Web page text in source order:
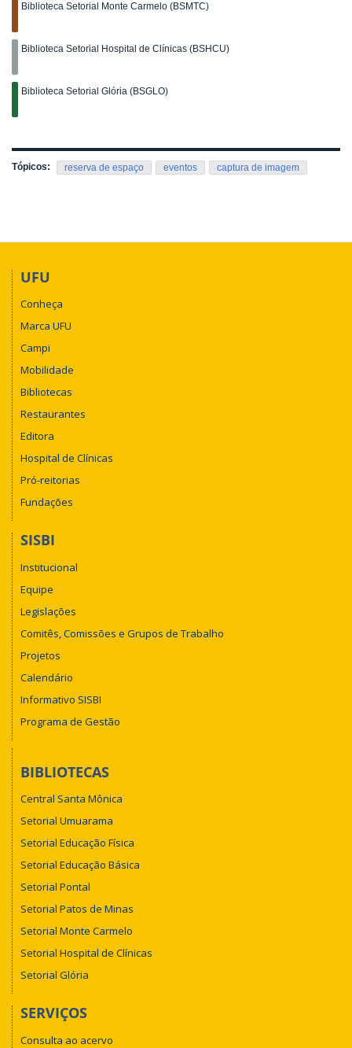
Biblioteca Setorial Monte Carmelo (BSMTC)
Biblioteca Setorial Hospital de Clínicas (BSHCU)
Biblioteca Setorial Glória (BSGLO)
Tópicos: reserva de espaço eventos captura de imagem
UFU
Conheça
Marca UFU
Campi
Mobilidade
Bibliotecas
Restaurantes
Editora
Hospital de Clínicas
Pró-reitorias
Fundações
SISBI
Institucional
Equipe
Legislações
Comitês, Comissões e Grupos de Trabalho
Projetos
Calendário
Informativo SISBI
Programa de Gestão
BIBLIOTECAS
Central Santa Mônica
Setorial Umuarama
Setorial Educação Física
Setorial Educação Básica
Setorial Pontal
Setorial Patos de Minas
Setorial Monte Carmelo
Setorial Hospital de Clínicas
Setorial Glória
SERVIÇOS
Consulta ao acervo